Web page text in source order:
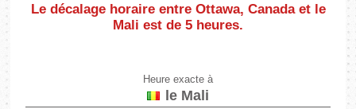
Le décalage horaire entre Ottawa, Canada et le
Mali est de 5 heures.
Heure exacte à
le Mali